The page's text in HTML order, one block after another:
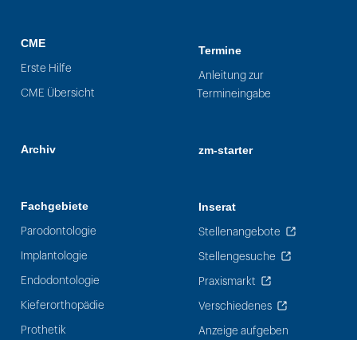
CME
Erste Hilfe
CME Übersicht
Archiv
Fachgebiete
Parodontologie
Implantologie
Endodontologie
Kieferorthopädie
Prothetik
Termine
Anleitung zur
Termineingabe
zm-starter
Inserat
Stellenangebote
Stellengesuche
Praxismarkt
Verschiedenes
Anzeige aufgeben